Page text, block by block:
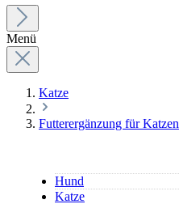
Menü
Katze
Futterergänzung für Katzen
Hund
Katze